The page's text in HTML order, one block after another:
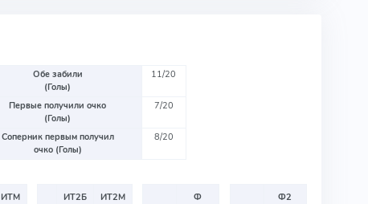
Обе забили
(Голы)
11/20
Первые получили очко
(Голы)
7/20
Соперник первым получил
очко (Голы)
8/20
ИТМ
ИТ2Б
ИТ2М
Ф
Ф2